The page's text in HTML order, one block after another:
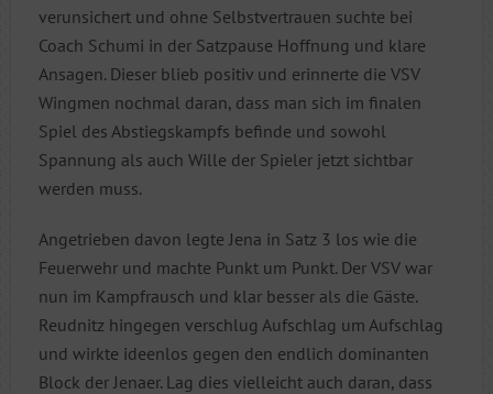
verunsichert und ohne Selbstvertrauen suchte bei
Coach Schumi in der Satzpause Hoffnung und klare
Ansagen. Dieser blieb positiv und erinnerte die VSV
Wingmen nochmal daran, dass man sich im finalen
Spiel des Abstiegskampfs befinde und sowohl
Spannung als auch Wille der Spieler jetzt sichtbar
werden muss.
Angetrieben davon legte Jena in Satz 3 los wie die
Feuerwehr und machte Punkt um Punkt. Der VSV war
nun im Kampfrausch und klar besser als die Gäste.
Reudnitz hingegen verschlug Aufschlag um Aufschlag
und wirkte ideenlos gegen den endlich dominanten
Block der Jenaer. Lag dies vielleicht auch daran, dass